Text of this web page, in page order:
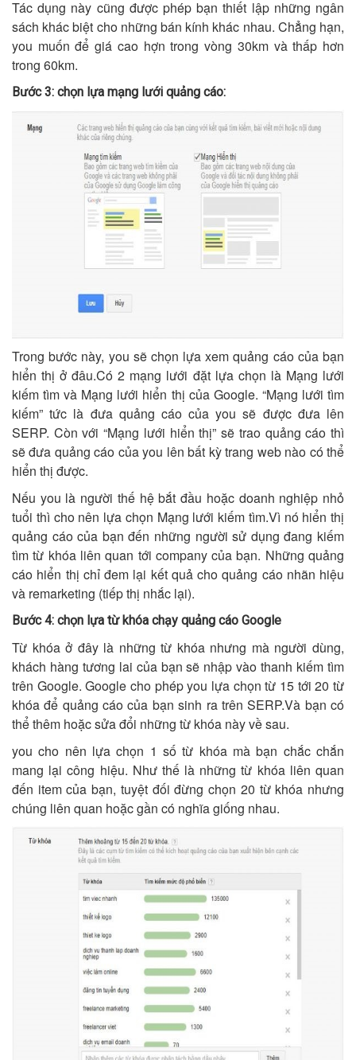
Tác dụng này cũng được phép bạn thiết lập những ngân
sách khác biệt cho những bán kính khác nhau. Chẳng hạn,
you muốn để giá cao hợn trong vòng 30km và thấp hơn
trong 60km.
Bước 3: chọn lựa mạng lưới quảng cáo:
Trong bước này, you sẽ chọn lựa xem quảng cáo của bạn
hiển thị ở đâu.Có 2 mạng lưới đặt lựa chọn là Mạng lưới
kiếm tìm và Mạng lưới hiển thị của Google. “Mạng lưới tìm
kiếm” tức là đưa quảng cáo của you sẽ được đưa lên
SERP. Còn với “Mạng lưới hiển thị” sẽ trao quảng cáo thì
sẽ đưa quảng cáo của you lên bất kỳ trang web nào có thể
hiển thị được.
Nếu you là người thế hệ bắt đầu hoặc doanh nghiệp nhỏ
tuổi thì cho nên lựa chọn Mạng lưới kiếm tìm.Vì nó hiển thị
quảng cáo của bạn đến những người sử dụng đang kiếm
tìm từ khóa liên quan tới company của bạn. Những quảng
cáo hiển thị chỉ đem lại kết quả cho quảng cáo nhãn hiệu
và remarketing (tiếp thị nhắc lại).
Bước 4: chọn lựa từ khóa chạy quảng cáo Google
Từ khóa ở đây là những từ khóa nhưng mà người dùng,
khách hàng tương lai của bạn sẽ nhập vào thanh kiếm tìm
trên Google. Google cho phép you lựa chọn từ 15 tới 20 từ
khóa để quảng cáo của bạn sinh ra trên SERP.Và bạn có
thể thêm hoặc sửa đổi những từ khóa này về sau.
you cho nên lựa chọn 1 số từ khóa mà bạn chắc chắn
mang lại công hiệu. Như thế là những từ khóa liên quan
đến item của bạn, tuyệt đối đừng chọn 20 từ khóa nhưng
chúng liên quan hoặc gần có nghĩa giống nhau.